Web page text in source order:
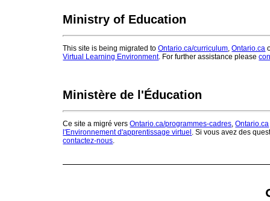
Ministry of Education
This site is being migrated toOntario.ca/curriculum ,Ontario.ca
Virtual Learning Environment. For further assistance please
Ministère de l'Éducation
Ce site a migré versOntario.ca/programmes-cadres ,Ontario.ca
l'Environnement d'apprentissage virtuel . Si vous avez des
contactez-nous